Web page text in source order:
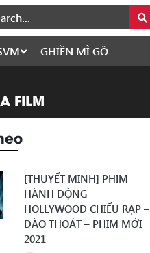
GHIỀN MÌ GÕ
FILM
[THUYẾT MINH] PHIM
HÀNH ĐỘNG
HOLLYWOOD CHIẾU RẠP –
ĐÀO THOÁT – PHIM MỚI
2021